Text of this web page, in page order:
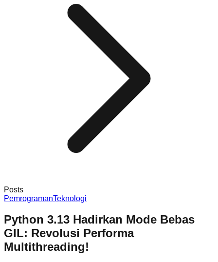
Posts
PemrogramanTeknologi
Python 3.13 Hadirkan Mode Bebas
GIL: Revolusi Performa
Multithreading!